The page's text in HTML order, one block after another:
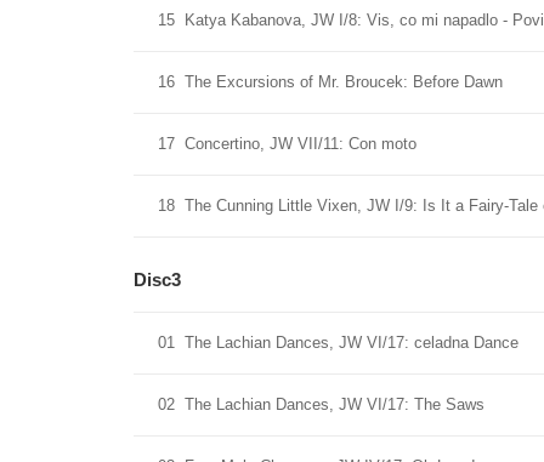
15 Katya Kabanova, JW I/8: Vis, co mi napadlo -
16 The Excursions of Mr. Broucek: Before Dawn
17 Concertino, JW VII/11: Con moto
18 The Cunning Little Vixen, JW I/9: Is It a Fairy-Tale
Disc3
01 The Lachian Dances, JW VI/17: celadna Dance
02 The Lachian Dances, JW VI/17: The Saws